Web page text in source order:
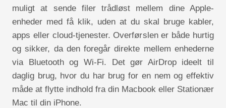
muligt at sende filer trådløst mellem dine Apple-
enheder med få klik, uden at du skal bruge kabler,
apps eller cloud-tjenester. Overførslen er både hurtig
og sikker, da den foregår direkte mellem enhederne
via Bluetooth og Wi-Fi. Det gør AirDrop ideelt til
daglig brug, hvor du har brug for en nem og effektiv
måde at flytte indhold fra din Macbook eller Stationær
Mac til din iPhone.